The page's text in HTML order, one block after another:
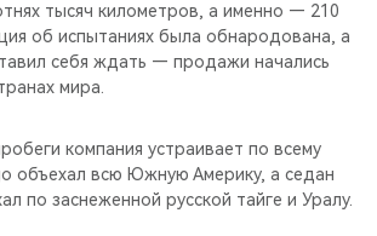
тысяч километров, а именно — 210
об испытаниях была обнародована, а
себя ждать — продажи начались
мира.
компания устраивает по всему
объехал всю Южную Америку, а седан
по заснеженной русской тайге и Уралу.